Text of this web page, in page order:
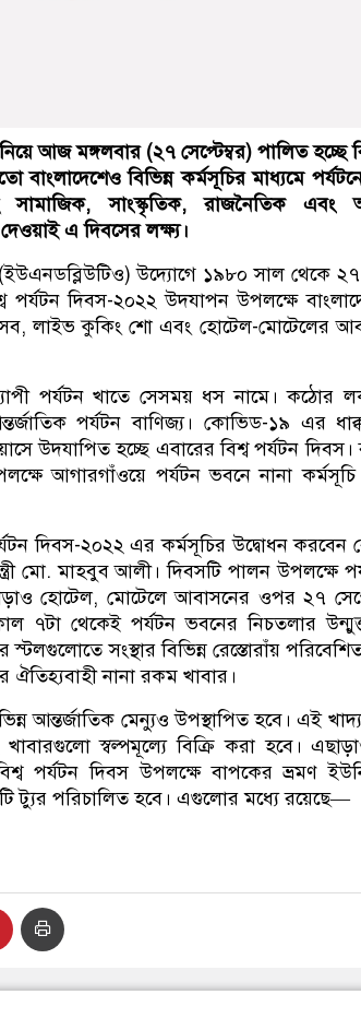
আজ মঙ্গলবার (২৭ সেপ্টেম্বর) পালিত হচ্ছে
বাংলাদেশেও বিভিন্ন কর্মসূচির মাধ্যমে
সামাজিক, সাংস্কৃতিক, রাজনৈতিক এবং
এ দিবসের লক্ষ্য।
(ইউএনডব্লিউটিও) উদ্যোগে ১৯৮০ সাল থেকে ২৭
পর্যটন দিবস-২০২২ উদযাপন উপলক্ষে
লাইভ কুকিং শো এবং হোটেল-মোটেলের
পর্যটন খাতে সেসময় ধস নামে। কঠোর
পর্যটন বাণিজ্য। কোভিড-১৯ এর
উদযাপিত হচ্ছে এবারের বিশ্ব পর্যটন দিবস।
আগারগাঁওয়ে পর্যটন ভবনে নানা
দিবস-২০২২ এর কর্মসূচির উদ্বোধন করবেন
মো. মাহবুব আলী। দিবসটি পালন উপলক্ষে
হোটেল, মোটেলে আবাসনের ওপর ২৭
৭টা থেকেই পর্যটন ভবনের নিচতলার
স্টলগুলোতে সংস্থার বিভিন্ন রেস্তোরাঁয়
ঐতিহ্যবাহী নানা রকম খাবার।
আন্তর্জাতিক মেন্যুও উপস্থাপিত হবে। এই
স্বল্পমূল্যে বিক্রি করা হবে।
পর্যটন দিবস উপলক্ষে বাপকের ভ্রমণ
ট্যুর পরিচালিত হবে। এগুলোর মধ্যে রয়েছে—